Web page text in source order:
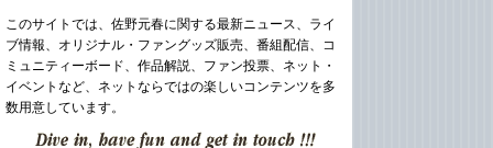
このサイトでは、佐野元春に関する最新ニュース、ライ
ブ情報、オリジナル・ファングッズ販売、番組配信、コ
ミュニティーボード、作品解説、ファン投票、ネット・
イベントなど、ネットならではの楽しいコンテンツを多
数用意しています。